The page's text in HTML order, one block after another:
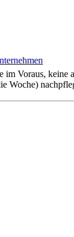
Voraus,
Woche)